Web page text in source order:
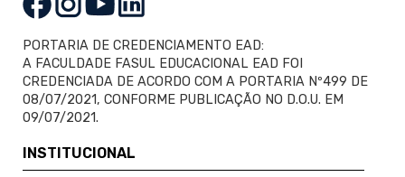
PORTARIA DE CREDENCIAMENTO EAD:
A FACULDADE FASUL EDUCACIONAL EAD FOI
CREDENCIADA DE ACORDO COM A PORTARIA Nº499 DE
08/07/2021, CONFORME PUBLICAÇÃO NO D.O.U. EM
09/07/2021.
INSTITUCIONAL